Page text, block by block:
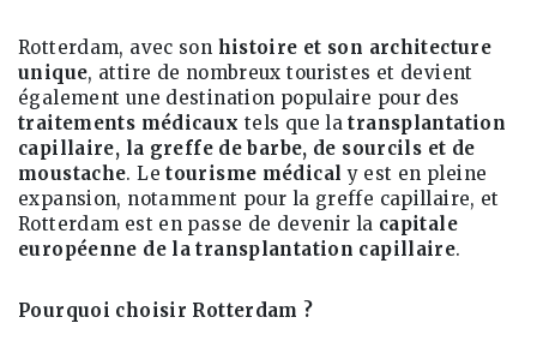
Rotterdam, avec son histoire et son architecture
unique, attire de nombreux touristes et devient
également une destination populaire pour des
traitements médicaux tels que latransplantation
capillaire, la greffe de barbe, de sourcils et de
moustache. Letourisme médical y est en pleine
expansion, notamment pour la greffe capillaire, et
Rotterdam est en passe de devenir la capitale
européenne de la transplantation capillaire.
Pourquoi choisir Rotterdam ?